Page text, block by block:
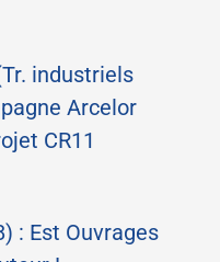
industriels
Arcelor
CR11
: Est Ouvrages